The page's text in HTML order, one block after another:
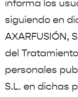
informa los
siguiendo en
AXARFUSIÓN,
del
personales
S.L. en dichas